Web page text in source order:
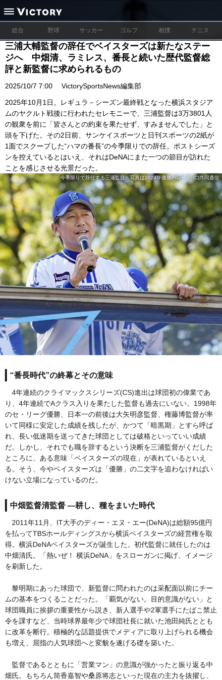
総合 野球 サッカー ゴルフ 相撲 テニス
三浦大輔監督の辞任でベイスターズは新たなステー
ジへ 中畑清、ラミレス、番長と続いた歴代監督総
評と新監督に求められるもの
2025/10/7 7:00 VictorySportsNews編集部
2025年10月1日。レギュラ－シーズン最終戦となった横浜スタジア
ムのヤクルト戦後に行われたセレモニーで、三浦監督は3万3801人
の観衆を前に「皆さんとの約束を果たせず、すみませんでした」と
頭を下げた。その2日前、サンケイスポーツと日刊スポーツの2紙が
1面でスクープした“ハマの番長”の今季限りでの辞任。ポストシーズ
ンを控えているとはいえ、それはDeNAにまた一つの節目が訪れた
ことを感じさせる光景だった。
今季限りで辞任する三浦監督、写真は2024年優勝パレード (C)共同通信
“番長時代”の終幕とその意味
4年連続のクライマックスシリーズ(CS)進出は球団初の偉業であ
り、4年連続でAクラス入りを果たした監督も過去にいない。1998年
のセ・リーグ優勝、日本一の前後は大矢明彦監督、権藤博監督が率
いて同様に安定した成績を残したが、かつて「暗黒期」とすら呼ば
れ、長い低迷期を送ってきた球団としては破格といっていい成績
だ。しかし、それでも職を辞するという決断を三浦監督がくだした
ところに、ある意味「ベイスターズの現在」が表れているといえ
る。そう、今やベイスターズは「優勝」の二文字を追わなければい
けない立場になっているのだ。
中畑監督清監督 ―耕し、種をまいた時代
2011年11月、IT大手のディー・エヌ・エー(DeNA)は総額95億円
を払ってTBSホールディングスから横浜ベイスターズの経営権を取
得。横浜DeNAベイスターズが誕生した。初代監督に就任したのは
中畑清氏。「熱いぜ！ 横浜DeNA」をスローガンに掲げ、イメージ
を刷新した。
黎明期にあった球団で、新監督に問われたのは采配面以前にチー
ムの基本をつくることだった。「覇気がない。目的意識がない」と
球団職員に挨拶の重要性から説き、新人選手や2軍選手にたばこ禁止
令を課すなど、当時球界最年少で球団社長に就いた池田純氏ととも
に改革を断行。積極的な話題提供でメディアに取り上げられる機会
も増え、屈指の人気球団へと変貌を遂げる礎を築いた。
監督であるとともに「営業マン」の意識が強かったと振り返る中
畑氏。もちろん筒香嘉智や桑原将志といった現在の主力を抜擢し、